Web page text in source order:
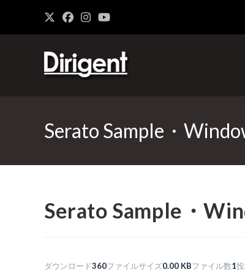
Serato Sample・
Serato Sample・
ダウンロード360ファイルサイズ0.00 KBファイル数1